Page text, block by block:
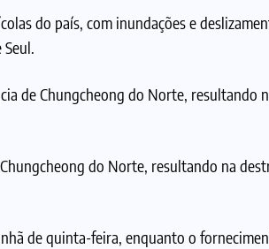
do país, com inundações e
de Chungcheong do Norte, resultando
do Norte, resultando na
de quinta-feira, enquanto o